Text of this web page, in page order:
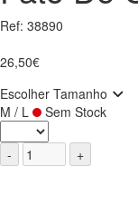
Ref: 38890
26,50€
Escolher Tamanho
M / L
Sem Stock